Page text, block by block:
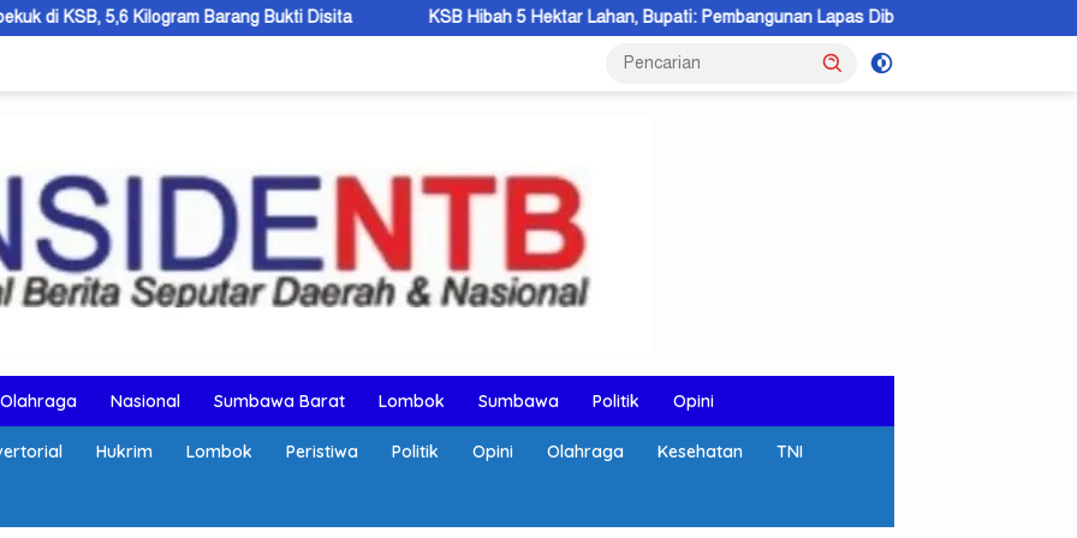
Barang Bukti Disita KSB Hibah 5 Hektar Lahan, Bupati: Pembangunan Lapas Dibangun 2027
Olahraga Nasional Sumbawa Barat Lombok Sumbawa Politik Opini
Hukrim Lombok Peristiwa Politik Opini Olahraga Kesehatan TNI